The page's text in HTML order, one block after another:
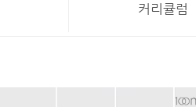
커리큘럼